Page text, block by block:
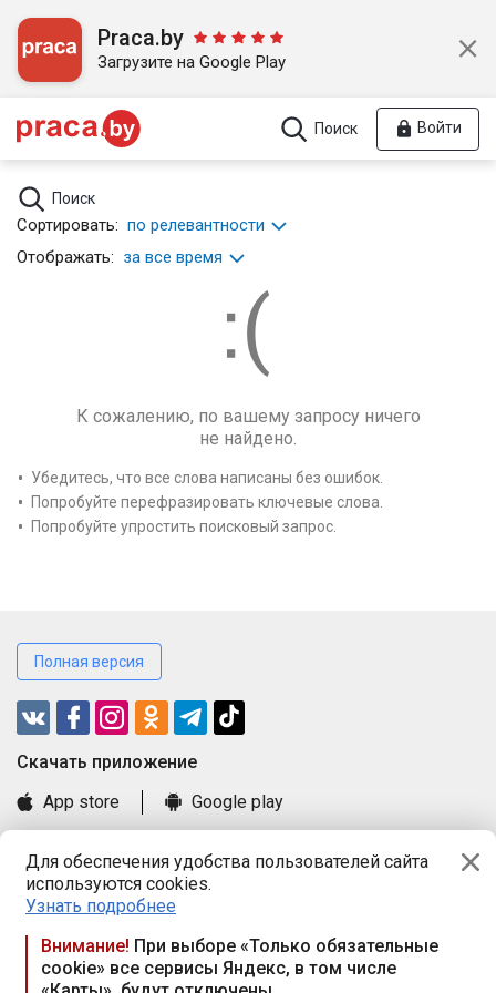
Для обеспечения удобства пользователей сайта
используются cookies.
Узнать подробнее
Внимание! При выборе «Только обязательные
cookie» все сервисы Яндекс, в том числе
Praca.by
Загрузите на Google Play
Поиск Войти
Поиск
Сортировать: по релевантности
Отображать: за все время
К сожалению, по вашему запросу ничего
не найдено.
Убедитесь, что все слова написаны без ошибок.
Попробуйте перефразировать ключевые слова.
Попробуйте упростить поисковый запрос.
Полная версия
Cкачать приложение
App store
Google play
Книга замечаний и предложений
Правила и документы
Praca.by © 2000—2026, ООО «ПРАЦА БАЙ»
Республика Беларусь, 220114, г. Минск, пр-т Независимости
117а, пом. № 9.